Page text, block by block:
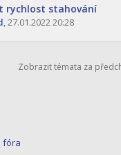
rychlost stahování
,27.01.2022 20:28
Zobrazit témata za
fóra